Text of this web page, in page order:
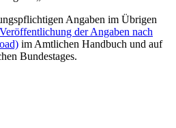
Angaben im Übrigen
der Angaben nach
im Amtlichen Handbuch und auf
Bundestages.